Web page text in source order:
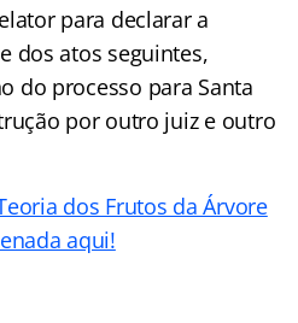
para declarar a
dos atos seguintes,
do processo para Santa
por outro juiz e outro
dos Frutos da Árvore
aqui!